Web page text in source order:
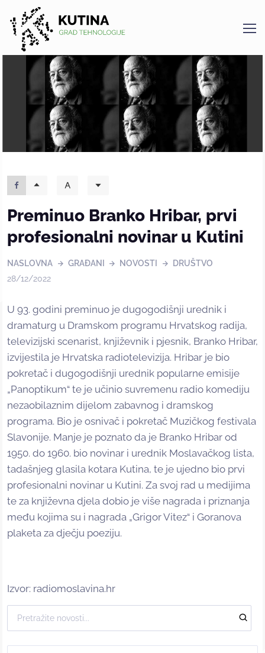
Kutina
Preminuo Branko Hribar, prvi
profesionalni novinar u Kutini
NASLOVNA GRAĐANI NOVOSTI
DRUŠTVO
28/12/2022
U 93. godini preminuo je dugogodišnji urednik i
dramaturg u Dramskom programu Hrvatskog radija,
televizijski scenarist, književnik i pjesnik, Branko Hribar,
izvijestila je Hrvatska radiotelevizija. Hribar je bio
pokretač i dugogodišnji urednik popularne emisije
„Panoptikum“ te je učinio suvremenu radio komediju
nezaobilaznim dijelom zabavnog i dramskog
programa. Bio je osnivač i pokretač Muzičkog festivala
Slavonije. Manje je poznato da je Branko Hribar od
1950. do 1960. bio novinar i urednik Moslavačkog lista,
tadašnjeg glasila kotara Kutina, te je ujedno bio prvi
profesionalni novinar u Kutini. Za svoj rad u medijima
te za književna djela dobio je više nagrada i priznanja
među kojima su i nagrada „Grigor Vitez“ i Goranova
plaketa za dječju poeziju.
Izvor: radiomoslavina.hr